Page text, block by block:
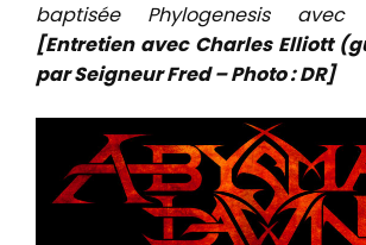
baptisée Phylogenesis
[Entretien avec Charles Elliott
par Seigneur Fred – Photo : DR]